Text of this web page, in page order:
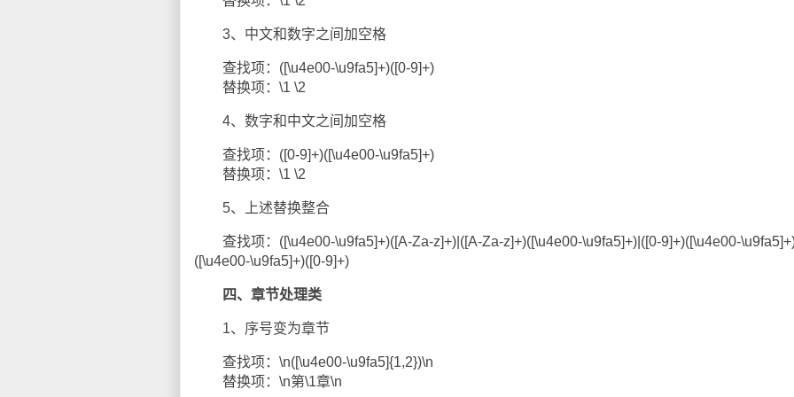
3、中文和数字之间加空格
查找项：([\u4e00-\u9fa5]+)([0-9]+)
替换项：\1 \2
4、数字和中文之间加空格
查找项：([0-9]+)([\u4e00-\u9fa5]+)
替换项：\1 \2
5、上述替换整合
查找项：([\u4e00-\u9fa5]+)([A-Za-z]+)|([A-Za-z]+)([\u4e00-\u9fa5]+)|([0-9]+)([\u4e00-
([\u4e00-\u9fa5]+)([0-9]+)
四、章节处理类
1、序号变为章节
查找项：\n([\u4e00-\u9fa5]{1,2})\n
替换项：\n第\1章\n